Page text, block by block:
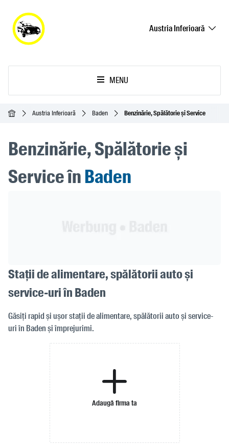
Austria Inferioară
MENU
Acasă Austria Inferioară Baden Benzinărie, Spălătorie și Service
Benzinărie, Spălătorie și
Service înBaden
Stații de alimentare, spălătorii auto și
service-uri în Baden
Găsiți rapid și ușor stații de alimentare, spălătorii auto și service-
uri în Baden și împrejurimi.
Adaugă firma ta